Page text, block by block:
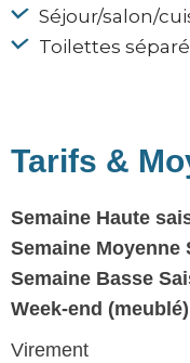
Séjour/salon/
Toilettes
Tarifs &
Semaine Haute
Semaine Moyenne
Semaine Basse
Week-end (meublé)
Virement